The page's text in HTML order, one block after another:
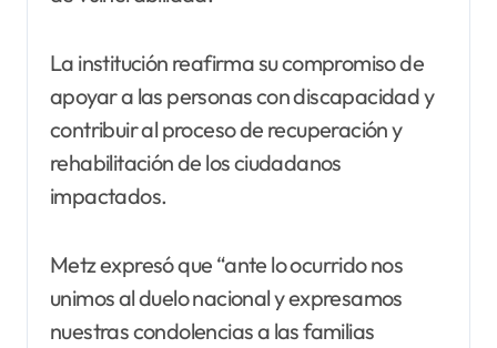
La institución reafirma su compromiso de
apoyar a las personas con discapacidad y
contribuir al proceso de recuperación y
rehabilitación de los ciudadanos
impactados.
Metz expresó que “ante lo ocurrido nos
unimos al duelo nacional y expresamos
nuestras condolencias a las familias